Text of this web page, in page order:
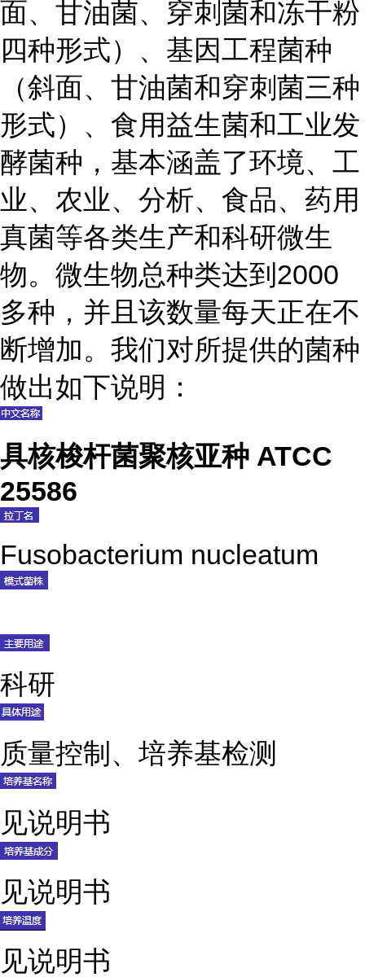
面、甘油菌、穿刺菌和冻干粉
四种形式）、基因工程菌种
（斜面、甘油菌和穿刺菌三种
形式）、食用益生菌和工业发
酵菌种，基本涵盖了环境、工
业、农业、分析、食品、药用
真菌等各类生产和科研微生
物。微生物总种类达到2000
多种，并且该数量每天正在不
断增加。我们对所提供的菌种
做出如下说明：
具核梭杆菌聚核亚种 ATCC
25586
Fusobacterium nucleatum
科研
质量控制、培养基检测
见说明书
见说明书
见说明书